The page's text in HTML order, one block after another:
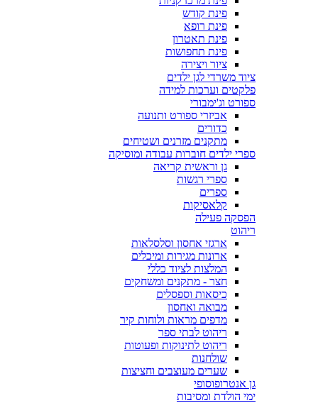
פינת קודש
פינת רופא
פינת תאטרון
פינת תחפושות
ציור ויצירה
ציוד משרדי לגן ילדים
פלקטים וערכות למידה
ספורט וג'ימבורי
אביזרי ספורט ותנועה
כדורים
מתקנים מזרנים ושטיחים
ספרי ילדים חוברות עבודה ומוסיקה
גן וראשית קריאה
ספרי רגשות
ספרים
קלאסיקות
הפסקה פעילה
ריהוט
ארגזי אחסון וסלסלאות
ארונות מגירות ומיכלים
המלצות לציוד כללי
חצר - מתקנים ומשחקים
כיסאות וספסלים
מבואה ואחסון
מדפים מראות ולוחות קיר
ריהוט לבתי ספר
ריהוט לתינוקות ופעוטות
שולחנות
שערים מעוצבים וחציצות
גן אנטרופוסופי
ימי הולדת ומסיבות